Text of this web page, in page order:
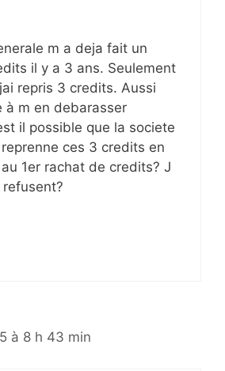
m a deja fait un
il y a 3 ans. Seulement
repris 3 credits. Aussi
à m en debarasser
il possible que la societe
ces 3 credits en
1er rachat de credits? J
à 8 h 43 min